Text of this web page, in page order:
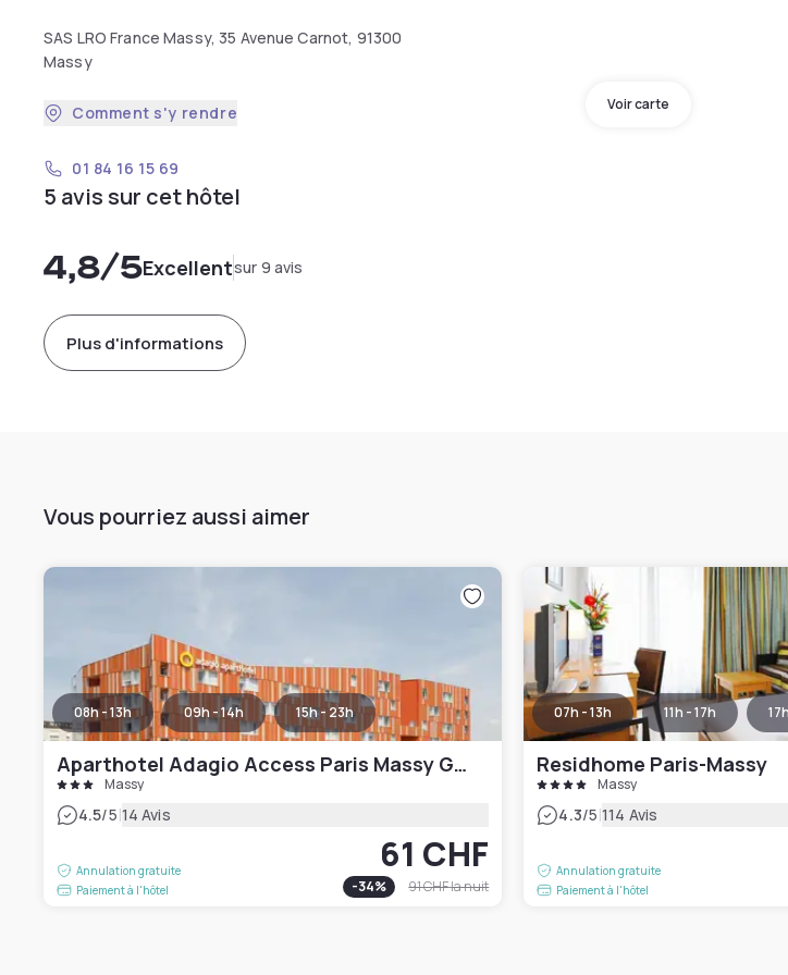
SAS LRO France Massy, 35 Avenue Carnot, 91300
Massy
Voir carte
Comment s'y rendre
01 84 16 15 69
5 avis sur cet hôtel
4,8/5Excellentsur 9 avis
Plus d'informations
Vous pourriez aussi aimer
08h - 13h 09h - 14h 15h - 23h
Aparthotel Adagio Access Paris Massy Gare TGV
Massy
4.5/5|14 Avis
Annulation gratuite
Paiement à l'hôtel
61 CHF
-34% 91 CHFla nuit
07h - 13h 11h - 17h
Residhome Paris-Massy
Massy
4.3/5|114 Avis
Annulation gratuite
Paiement à l'hôtel